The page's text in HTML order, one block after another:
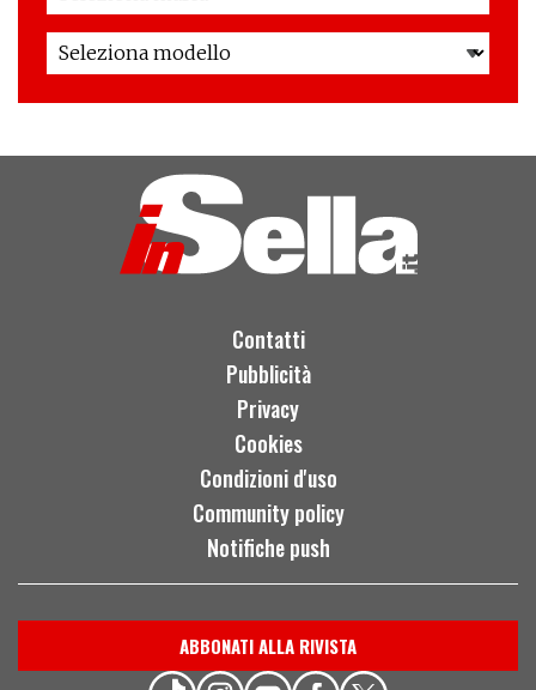
Contatti
Pubblicità
Privacy
Cookies
Condizioni d'uso
Community policy
Notifiche push
ABBONATI ALLA RIVISTA